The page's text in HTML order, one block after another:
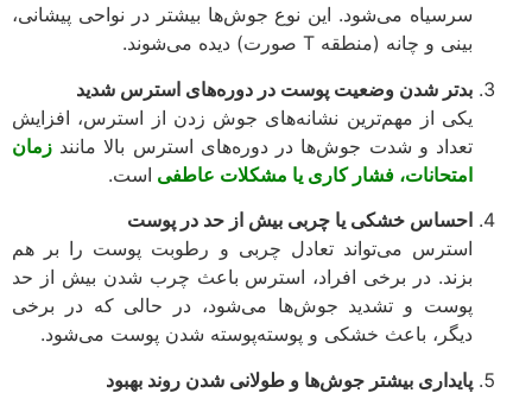
سرسیاه می‌شود. این نوع جوش‌ها بیشتر در نواحی پیشانی،
بینی و چانه (منطقه T صورت) دیده می‌شوند.
بدتر شدن وضعیت پوست در دوره‌های استرس شدید
یکی از مهم‌ترین نشانه‌های جوش زدن از استرس، افزایش
تعداد و شدت جوش‌ها در دوره‌های استرس بالا مانندزمان
امتحانات، فشار کاری یا مشکلات عاطفی است.
احساس خشکی یا چربی بیش از حد در پوست
استرس می‌تواند تعادل چربی و رطوبت پوست را بر هم
بزند. در برخی افراد، استرس باعث چرب شدن بیش از حد
پوست و تشدید جوش‌ها می‌شود، در حالی که در برخی
دیگر، باعث خشکی و پوسته‌پوسته شدن پوست می‌شود.
پایداری بیشتر جوش‌ها و طولانی شدن روند بهبود